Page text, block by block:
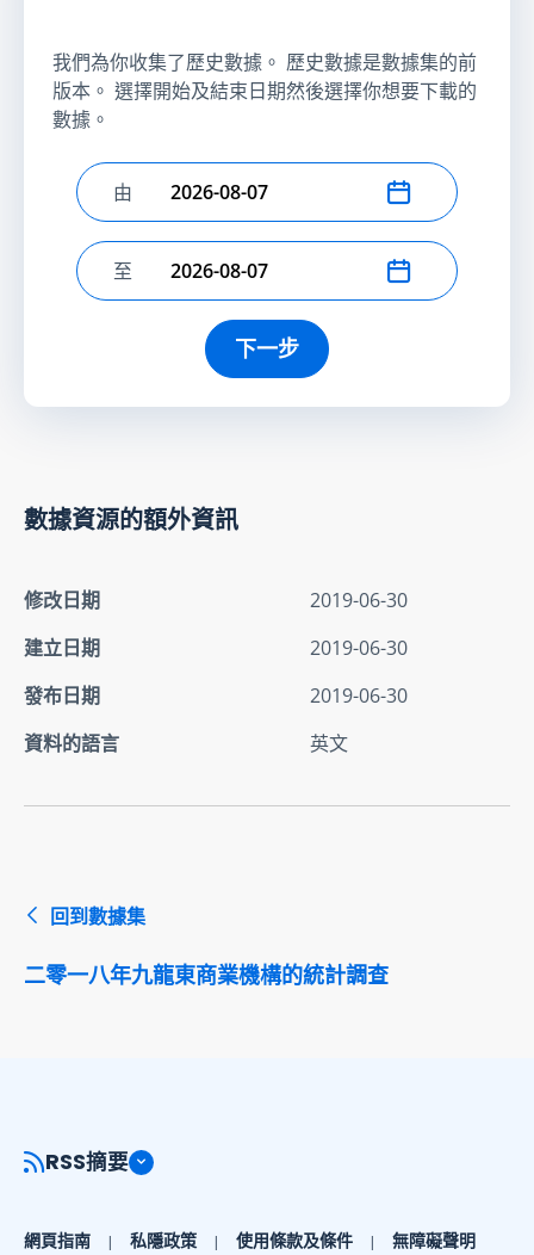
我們為你收集了歷史數據。 歷史數據是數據集的前
版本。 選擇開始及結束日期然後選擇你想要下載的
數據。
選擇開始日期
由
選擇結束日期
至
下一步
數據資源的額外資訊
修改日期
2019-06-30
建立日期
2019-06-30
發布日期
2019-06-30
資料的語言
英文
回到數據集
二零一八年九龍東商業機構的統計調查
RSS摘要
網頁指南 私隱政策 使用條款及條件 無障礙聲明